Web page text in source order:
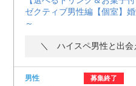
ゼクティブ男性編【個室】
～
＼ ハイスペ男性と出
男性 募集終了